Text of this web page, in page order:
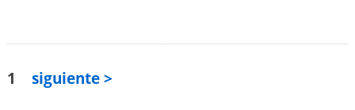
1 siguiente >